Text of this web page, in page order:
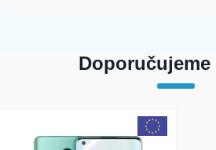
Doporučujeme
array(1) { [0]=> int(21001) }